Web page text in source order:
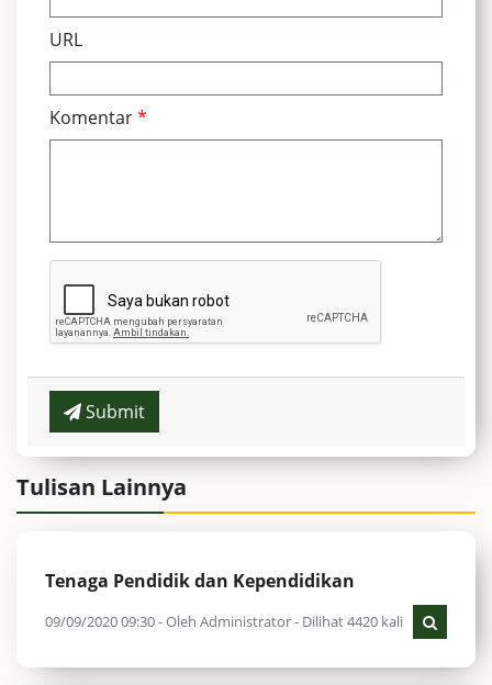
URL
Komentar*
Submit
Tulisan Lainnya
Tenaga Pendidik dan Kependidikan
09/09/2020 09:30 - Oleh Administrator - Dilihat 4420 kali